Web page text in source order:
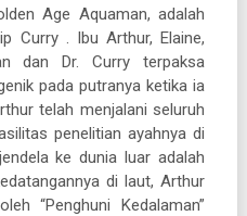
Age Aquaman, adalah
Curry . Ibu Arthur, Elaine,
dan Dr. Curry terpaksa
pada putranya ketika ia
telah menjalani seluruh
penelitian ayahnya di
ke dunia luar adalah
di laut, Arthur
“Penghuni Kedalaman”